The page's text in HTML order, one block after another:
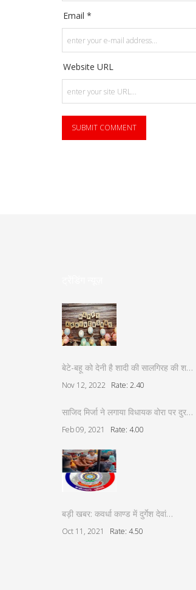
Email *
Website URL
बेटे-बहू को देनी है शादी की सालगिरह की श…
Nov 12, 2022 Rate: 2.40
साजिद मिर्जा ने लगाया विधायक वोरा पर दुर…
Feb 09, 2021 Rate: 4.00
बड़ी खबर: कवर्धा काण्ड में दुर्गेश देवां…
Oct 11, 2021 Rate: 4.50